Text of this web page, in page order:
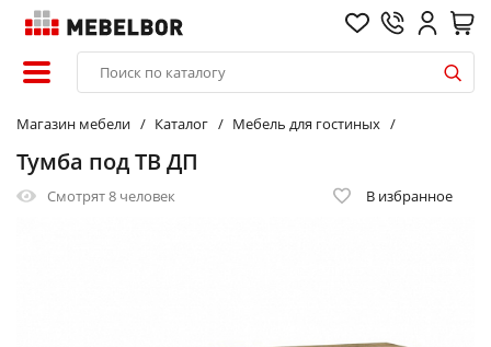
Магазин мебели Каталог Мебель для гостиных
Тумба под ТВ ДП
Смотрят8 человек В избранное